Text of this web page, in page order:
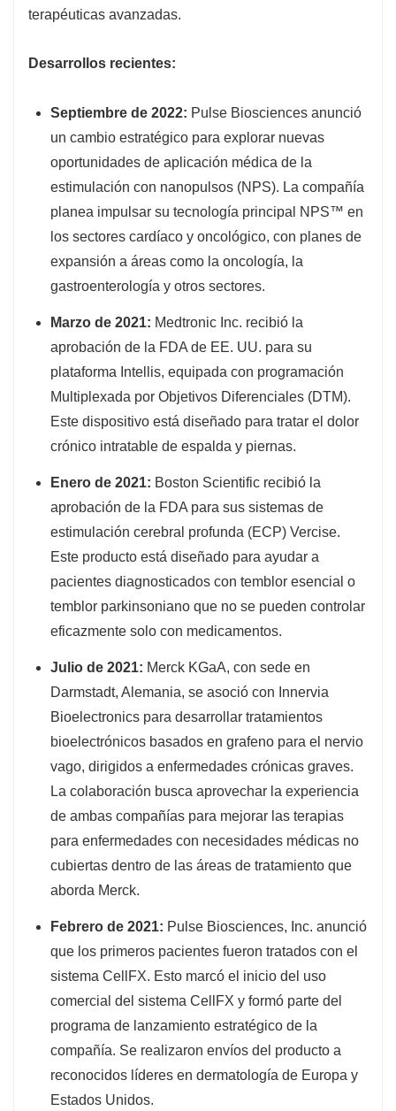
terapéuticas avanzadas.
Desarrollos recientes:
Septiembre de 2022: Pulse Biosciences anunció
un cambio estratégico para explorar nuevas
oportunidades de aplicación médica de la
estimulación con nanopulsos (NPS). La compañía
planea impulsar su tecnología principal NPS™ en
los sectores cardíaco y oncológico, con planes de
expansión a áreas como la oncología, la
gastroenterología y otros sectores.
Marzo de 2021: Medtronic Inc. recibió la
aprobación de la FDA de EE. UU. para su
plataforma Intellis, equipada con programación
Multiplexada por Objetivos Diferenciales (DTM).
Este dispositivo está diseñado para tratar el dolor
crónico intratable de espalda y piernas.
Enero de 2021: Boston Scientific recibió la
aprobación de la FDA para sus sistemas de
estimulación cerebral profunda (ECP) Vercise.
Este producto está diseñado para ayudar a
pacientes diagnosticados con temblor esencial o
temblor parkinsoniano que no se pueden controlar
eficazmente solo con medicamentos.
Julio de 2021: Merck KGaA, con sede en
Darmstadt, Alemania, se asoció con Innervia
Bioelectronics para desarrollar tratamientos
bioelectrónicos basados ​​en grafeno para el nervio
vago, dirigidos a enfermedades crónicas graves.
La colaboración busca aprovechar la experiencia
de ambas compañías para mejorar las terapias
para enfermedades con necesidades médicas no
cubiertas dentro de las áreas de tratamiento que
aborda Merck.
Febrero de 2021: Pulse Biosciences, Inc. anunció
que los primeros pacientes fueron tratados con el
sistema CellFX. Esto marcó el inicio del uso
comercial del sistema CellFX y formó parte del
programa de lanzamiento estratégico de la
compañía. Se realizaron envíos del producto a
reconocidos líderes en dermatología de Europa y
Estados Unidos.